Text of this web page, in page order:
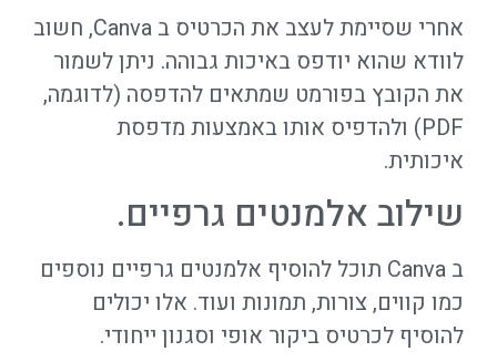
אחרי שסיימת לעצב את הכרטיס ב Canva, חשוב
לוודא שהוא יודפס באיכות גבוהה. ניתן לשמור
את הקובץ בפורמט שמתאים להדפסה (לדוגמה,
PDF) ולהדפיס אותו באמצעות מדפסת
איכותית.
שילוב אלמנטים גרפיים.
ב Canva תוכל להוסיף אלמנטים גרפיים נוספים
כמו קווים, צורות, תמונות ועוד. אלו יכולים
להוסיף לכרטיס ביקור אופי וסגנון ייחודי.